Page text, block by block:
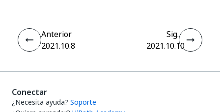
Anterior
2021.10.8
Sig.
2021.10.10
Conectar
¿Necesita ayuda? Soporte